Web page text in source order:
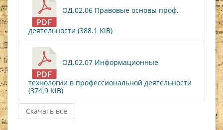
ОД.02.06 Правовые основы проф.
деятельности (388.1 KiB)
ОД.02.07 Информационные
технологии в профессиональной деятельности
(374.9 KiB)
Скачать все